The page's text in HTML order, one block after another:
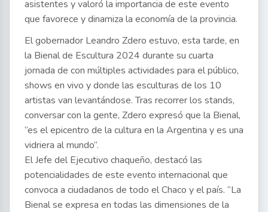
asistentes y valoró la importancia de este evento
que favorece y dinamiza la economía de la provincia.
El gobernador Leandro Zdero estuvo, esta tarde, en
la Bienal de Escultura 2024 durante su cuarta
jornada de con múltiples actividades para el público,
shows en vivo y donde las esculturas de los 10
artistas van levantándose. Tras recorrer los stands,
conversar con la gente, Zdero expresó que la Bienal,
“es el epicentro de la cultura en la Argentina y es una
vidriera al mundo”.
El Jefe del Ejecutivo chaqueño, destacó las
potencialidades de este evento internacional que
convoca a ciudadanos de todo el Chaco y el país. “La
Bienal se expresa en todas las dimensiones de la